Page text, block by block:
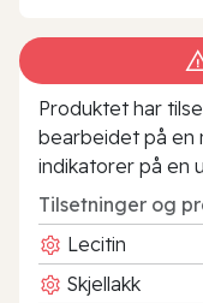
Produktet har
bearbeidet på en
indikatorer på en
Tilsetninger og
Lecitin
Skjellakk